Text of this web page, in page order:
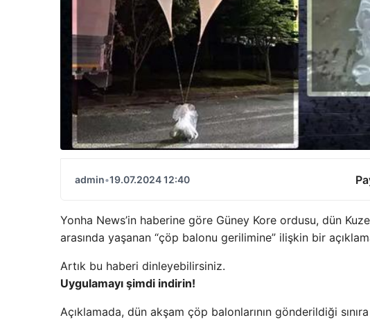
admin•19.07.2024 12:40
Yonha News’in haberine göre Güney Kore ordusu, dün
arasında yaşanan “çöp balonu gerilimine” ilişkin bir
Artık bu haberi dinleyebilirsiniz.
Uygulamayı şimdi indirin!
Açıklamada, dün akşam çöp balonlarının gönderildiği